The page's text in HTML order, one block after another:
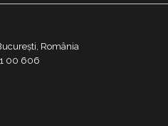
România
00 606